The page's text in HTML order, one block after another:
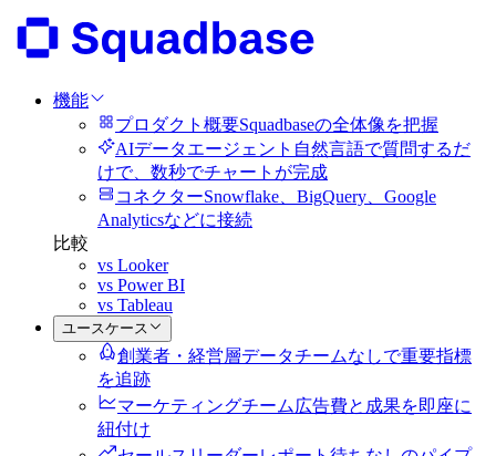
機能
プロダクト概要Squadbaseの全体像を把握
AIデータエージェント 自然言語で質問するだ
けで、数秒でチャートが完成
コネクターSnowflake、BigQuery、Google
Analyticsなどに接続
比較
vs Looker
vs Power BI
vs Tableau
ユースケース
創業者・経営層データチームなしで重要指標
を追跡
マーケティングチーム 広告費と成果を即座に
紐付け